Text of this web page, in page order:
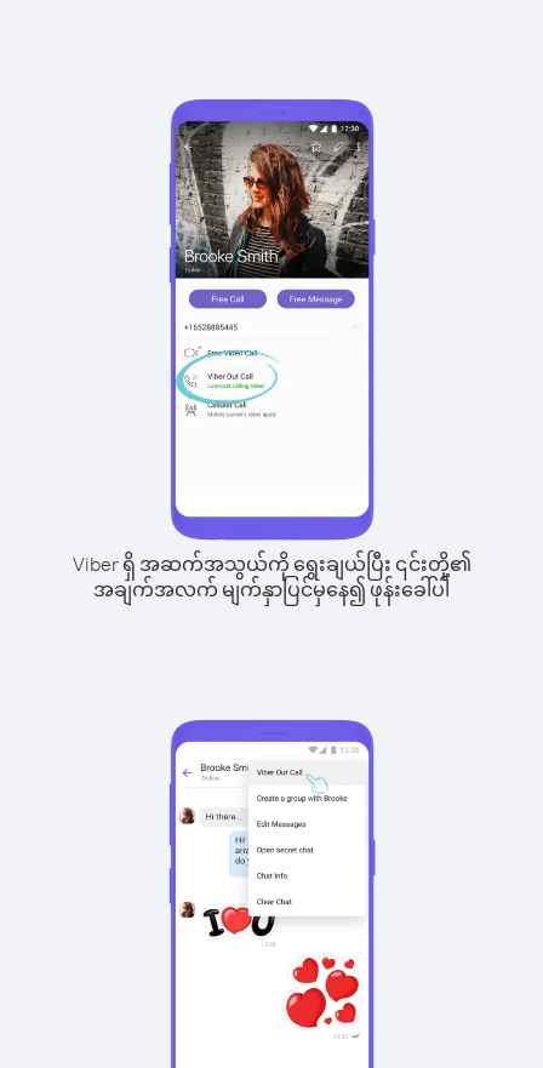
Viber ရှိ အဆက်အသွယ်ကို ရွေးချယ်ပြီး ၎င်းတို့၏
အချက်အလက် မျက်နှာပြင်မှနေ၍ ဖုန်းခေါ်ပါ